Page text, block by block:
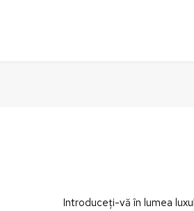
Introduceți-vă în lumea